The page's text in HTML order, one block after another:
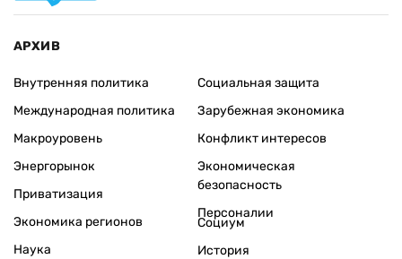
АРХИВ
Внутренняя политика
Международная политика
Макроуровень
Энергорынок
Приватизация
Экономика регионов
Социальная защита
Зарубежная экономика
Конфликт интересов
Экономическая
безопасность
Персоналии
Наука
Социум
История